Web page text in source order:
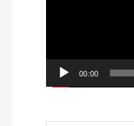
ー
00:00